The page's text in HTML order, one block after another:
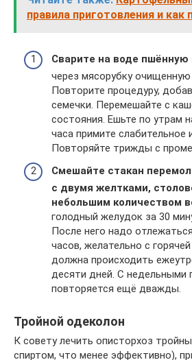
правила приготовления и как
Сварите на воде пшённую
через мясорубку
Повторите процедуру,
семечки. Перемешайте с
состояния. Ешьте по утрам
часа примите слабительное
Повторяйте трижды с
Смешайте стакан
с двумя желтками,
небольшим количеством
голодный желудок за 30
После него надо
часов, желательно с
должна происходить
десяти дней. С недельными
повторяется ещё дважды.
Тройной одеколон
К совету лечить описторхоз
спиртом, что менее эффективно),